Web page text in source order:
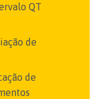
QT
de
de